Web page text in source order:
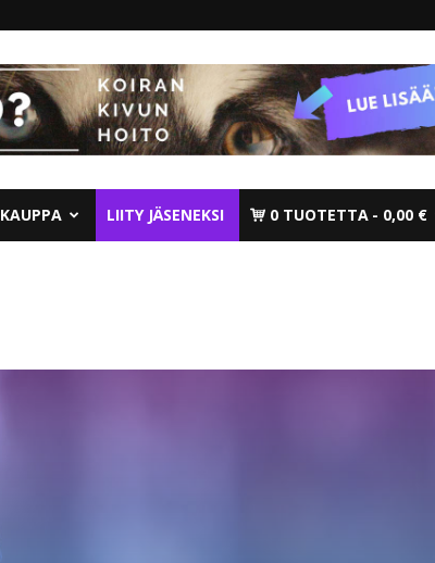
KAUPPA LIITY JÄSENEKSI 0 TUOTETTA 0,00 €